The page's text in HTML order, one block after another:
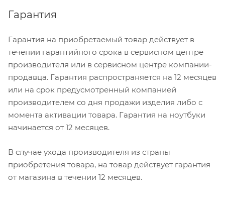
Гарантия
Гарантия на приобретаемый товар действует в
течении гарантийного срока в сервисном центре
производителя или в сервисном центре компании-
продавца. Гарантия распространяется на 12 месяцев
или на срок предусмотренный компанией
производителем со дня продажи изделия либо с
момента активации товара. Гарантия на ноутбуки
начинается от 12 месяцев.
В случае ухода производителя из страны
приобретения товара, на товар действует гарантия
от магазина в течении 12 месяцев.